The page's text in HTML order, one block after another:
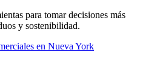
para tomar decisiones más
y sostenibilidad.
en Nueva York